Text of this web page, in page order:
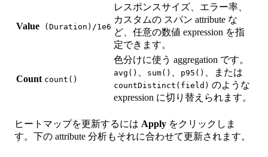
Value (Duration)/1e6
レスポンスサイズ、エラー率、
カスタムの スパン attribute な
ど、任意の数値 expression を指
定できます。
Count count()
色分けに使う aggregation です。
avg() sum() p95() 、または
countDistinct(field) のような
expression に切り替えられます。
ヒートマップを更新するには Apply をクリックしま
す。下の attribute 分析もそれに合わせて更新されます。